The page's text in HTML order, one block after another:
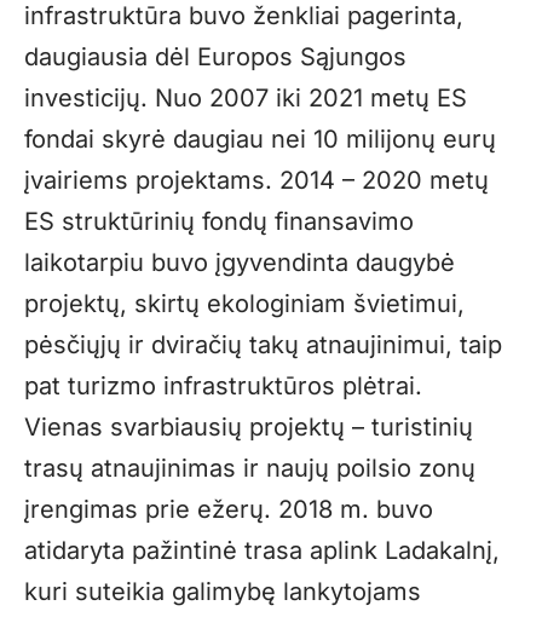
infrastruktūra buvo ženkliai pagerinta,
daugiausia dėl Europos Sąjungos
investicijų. Nuo 2007 iki 2021 metų ES
fondai skyrė daugiau nei 10 milijonų eurų
įvairiems projektams. 2014 – 2020 metų
ES struktūrinių fondų finansavimo
laikotarpiu buvo įgyvendinta daugybė
projektų, skirtų ekologiniam švietimui,
pėsčiųjų ir dviračių takų atnaujinimui, taip
pat turizmo infrastruktūros plėtrai.
Vienas svarbiausių projektų – turistinių
trasų atnaujinimas ir naujų poilsio zonų
įrengimas prie ežerų. 2018 m. buvo
atidaryta pažintinė trasa aplink Ladakalnį,
kuri suteikia galimybę lankytojams